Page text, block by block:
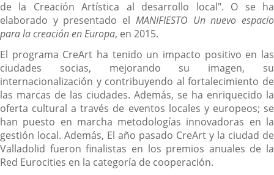
de la Creación Artística al desarrollo local". O se ha
elaborado y presentado el MANIFIESTO Un nuevo espacio
para la creación en Europa, en 2015.
El programa CreArt ha tenido un impacto positivo en las
ciudades socias, mejorando su imagen, su
internacionalización y contribuyendo al fortalecimiento de
las marcas de las ciudades. Además, se ha enriquecido la
oferta cultural a través de eventos locales y europeos; se
han puesto en marcha metodologías innovadoras en la
gestión local. Además, El año pasado CreArt y la ciudad de
Valladolid fueron finalistas en los premios anuales de la
Red Eurocities en la categoría de cooperación.